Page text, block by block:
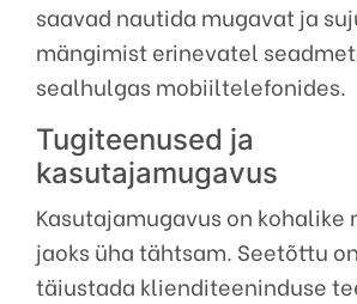
saavad nautida mugavat ja
mängimist erinevatel
sealhulgas mobiiltelefonides.
Tugiteenused ja
kasutajamugavus
Kasutajamugavus on kohalike
jaoks üha tähtsam. Seetõttu
täiustada klienditeeninduse